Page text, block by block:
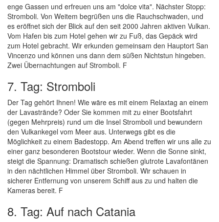
enge Gassen und erfreuen uns am "dolce vita". Nächster Stopp:
Stromboli. Von Weitem begrüßen uns die Rauchschwaden, und
es eröffnet sich der Blick auf den seit 2000 Jahren aktiven Vulkan.
Vom Hafen bis zum Hotel gehen wir zu Fuß, das Gepäck wird
zum Hotel gebracht. Wir erkunden gemeinsam den Hauptort San
Vincenzo und können uns dann dem süßen Nichtstun hingeben.
Zwei Übernachtungen auf Stromboli. F
7. Tag: Stromboli
Der Tag gehört Ihnen! Wie wäre es mit einem Relaxtag an einem
der Lavastrände? Oder Sie kommen mit zu einer Bootsfahrt
(gegen Mehrpreis) rund um die Insel Stromboli und bewundern
den Vulkankegel vom Meer aus. Unterwegs gibt es die
Möglichkeit zu einem Badestopp. Am Abend treffen wir uns alle zu
einer ganz besonderen Bootstour wieder. Wenn die Sonne sinkt,
steigt die Spannung: Dramatisch schießen glutrote Lavafontänen
in den nächtlichen Himmel über Stromboli. Wir schauen in
sicherer Entfernung von unserem Schiff aus zu und halten die
Kameras bereit. F
8. Tag: Auf nach Catania